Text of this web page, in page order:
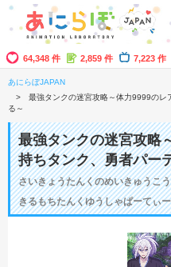
64,348 件 2,859 件 7,223 作
あにらぼJAPAN
最強タンクの迷宮攻略～体力9999のレ
る～
最強タンクの迷宮攻略
持ちタンク、勇者パー
さいきょうたんくのめいきゅうこ
きるもちたんくゆうしゃぱーてぃ